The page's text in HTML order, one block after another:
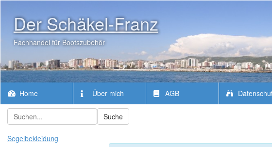
Der Schäkel-Franz
Fachhandel für Bootszubehör
Home Über mich AGB
Suche
Segelbekleidung